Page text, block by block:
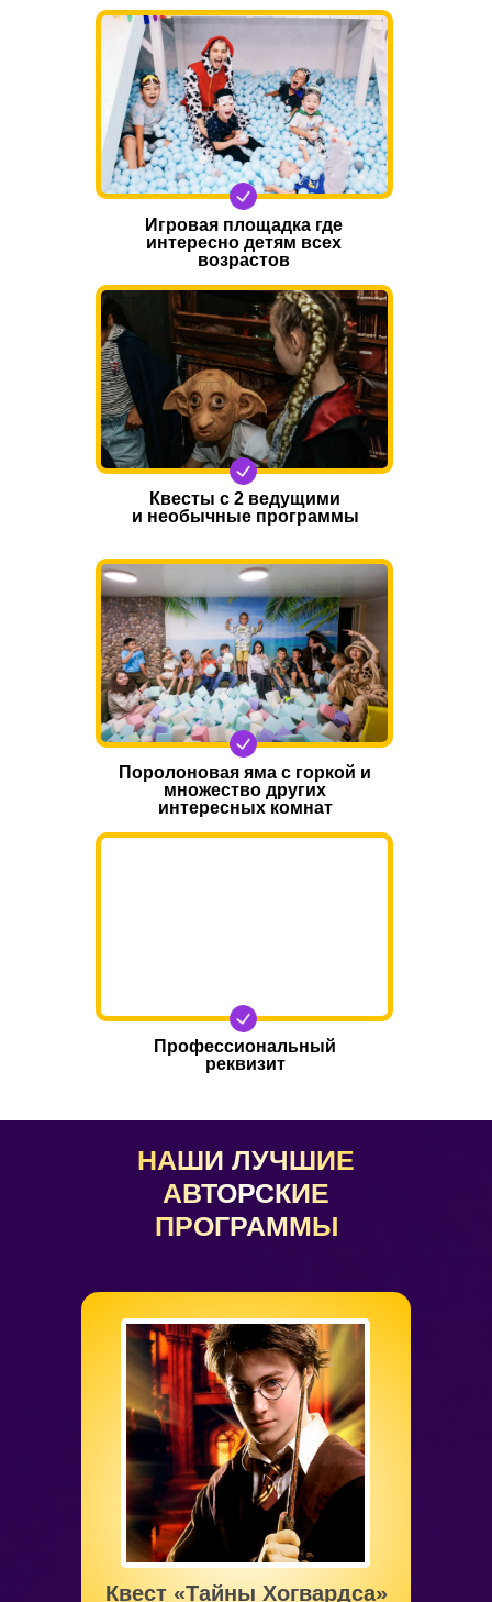
Игровая площадка где
интересно детям всех
возрастов
Квесты с 2 ведущими
и необычные программы
Профессиональный
реквизит
Поролоновая яма с горкой и
множество других
интересных комнат
от 5 до 12 лет
Квест «Тайны Хогвардса»
НАШИ ЛУЧШИЕ
АВТОРСКИЕ
ПРОГРАММЫ